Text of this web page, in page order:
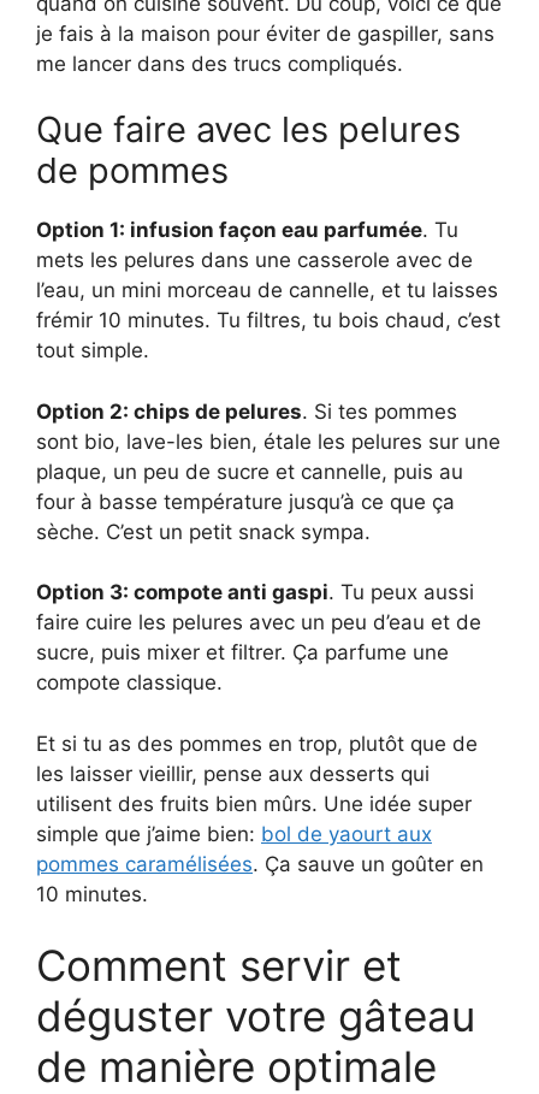
je fais à la maison pour éviter de gaspiller, sans
me lancer dans des trucs compliqués.
Que faire avec les pelures
de pommes
Option 1: infusion façon eau parfumée. Tu
mets les pelures dans une casserole avec de
l’eau, un mini morceau de cannelle, et tu laisses
frémir 10 minutes. Tu filtres, tu bois chaud, c’est
tout simple.
Option 2: chips de pelures. Si tes pommes
sont bio, lave-les bien, étale les pelures sur une
plaque, un peu de sucre et cannelle, puis au
four à basse température jusqu’à ce que ça
sèche. C’est un petit snack sympa.
Option 3: compote anti gaspi. Tu peux aussi
faire cuire les pelures avec un peu d’eau et de
sucre, puis mixer et filtrer. Ça parfume une
compote classique.
Et si tu as des pommes en trop, plutôt que de
les laisser vieillir, pense aux desserts qui
utilisent des fruits bien mûrs. Une idée super
simple que j’aime bien: bol de yaourt aux
pommes caramélisées. Ça sauve un goûter en
10 minutes.
Comment servir et
déguster votre gâteau
de manière optimale